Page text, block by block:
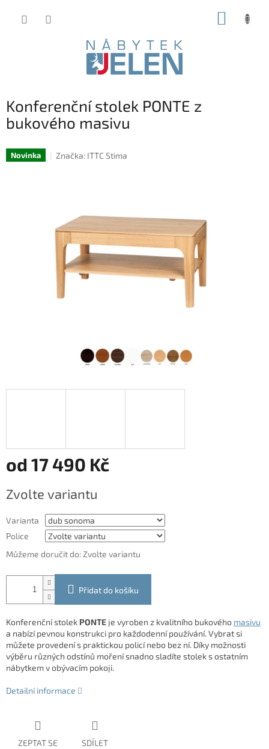
Konferenční stolek PONTE z
bukového masivu
Novinka Značka: ITTC Stima
od 17 490 Kč
cena:
Zvolte variantu
Varianta
Police
Můžeme doručit do: Zvolte variantu
Přidat do košíku
Konferenční stolek PONTE je vyroben z kvalitního bukového masivu
a nabízí pevnou konstrukci pro každodenní používání. Vybrat si
můžete provedení s praktickou policí nebo bez ní. Díky možnosti
výběru různých odstínů moření snadno sladíte stolek s ostatním
nábytkem v obývacím pokoji.
Detailní informace
ZEPTAT SE SDÍLET